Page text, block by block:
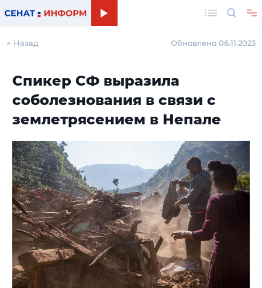
← Назад Обновлено 06.11.2023
Спикер СФ выразила
соболезнования в связи с
землетрясением в Непале